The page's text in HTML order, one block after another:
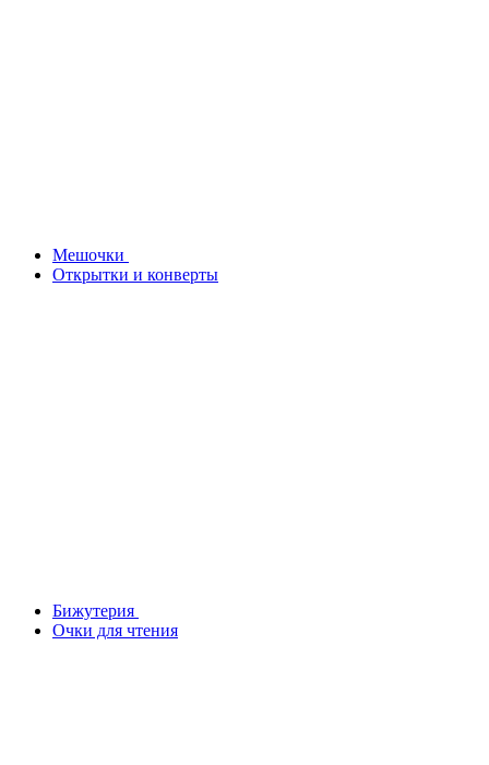
Мешочки
Открытки и конверты
Бижутерия
Очки для чтения